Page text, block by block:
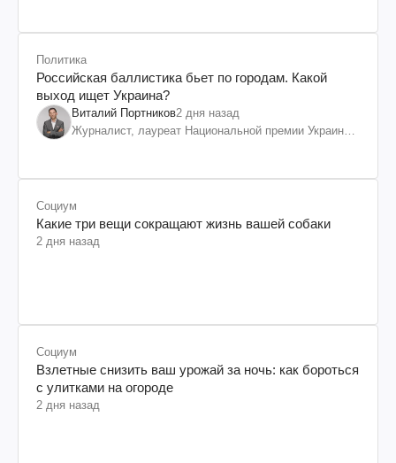
Политика
Российская баллистика бьет по городам. Какой
выход ищет Украина?
Виталий Портников2 дня назад
Журналист, лауреат Национальной премии Украины
Социум
Какие три вещи сокращают жизнь вашей собаки
2 дня назад
Социум
Взлетные снизить ваш урожай за ночь: как бороться
с улитками на огороде
2 дня назад